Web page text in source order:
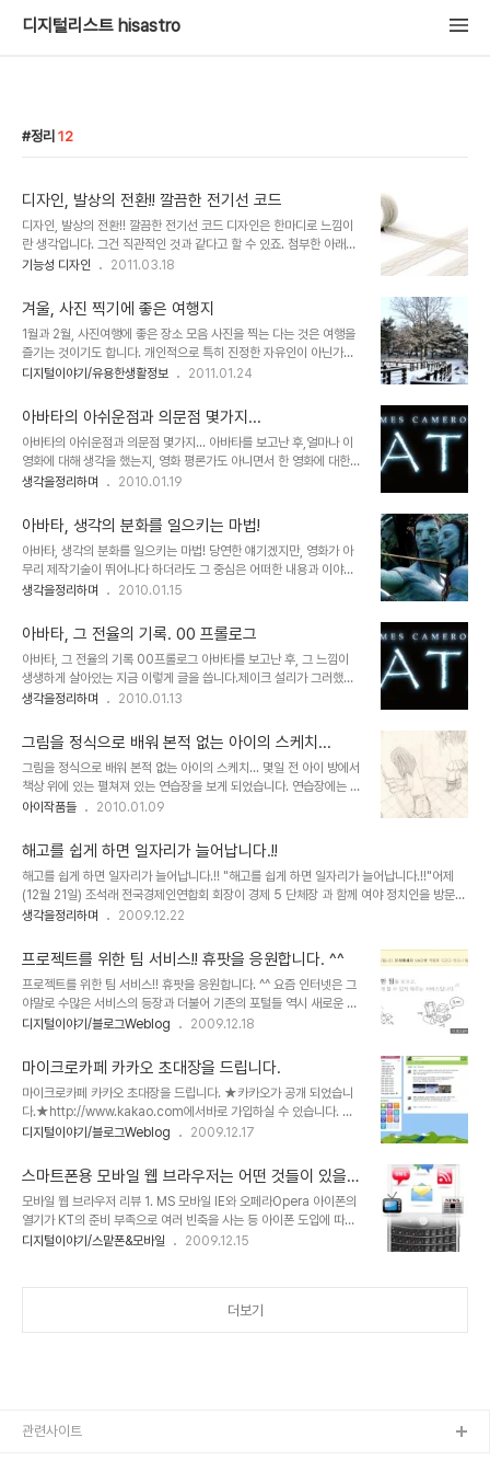
디지털리스트 hisastro
정리 12
디자인, 발상의 전환!! 깔끔한 전기선 코드
디자인, 발상의 전환!! 깔끔한 전기선 코드 디자인은 한마디로 느낌이
란 생각입니다. 그건 직관적인 것과 같다고 할 수 있죠. 첨부한 아래의
디자인 이미지들만 보더라도 어떻게 적용되는지 바로 감이 옵니다. 그
다. 이 디자인을 잘만 응용하면 컴퓨터 주위의 온통 지저분하니 너저분
하게 널려진 전기선들도 그냥 한번에 깔끔히 정리될 수도 있겠다는 생
각이 들었습니다. 생각과 발상의 전환이라는 건 진정으로 이런 것이 아
닐까 합니다. 형광등의 발전과정을 보면서 최근 가정에 설치되는 삼파
장 뿐만아니라 요즘 일반 형광등이 설치된 형태와 과거 갓이 씌어져 있
한 건지 모른다는 생각을 하지 않을 ..
기능성 디자인 2011.03.18
겨울, 사진 찍기에 좋은 여행지
1월과 2월, 사진여행에 좋은 장소 모음 사진을 찍는 다는 것은 여행을
즐기는 것이기도 합니다. 개인적으로 특히 진정한 자유인이 아닌가라
고 생각되는 푸른솔™님의 사진들과 글을 보면, 정말 부럽다는 생각을
또는 모범 사례로도 손색없다고 생 합니다. 스스로에게 어떤 여행이라
는 자유로움 -자유라는 건 그에 따르는 책임이 따른다는 것과 능동적
이어야 한다는 것을 생각하며- 을 향유할 실천적 동기를 부여하고, 저
와 같은 생각을 하실 분들과 그 내용을 공유하고자 이 겨울 사진 찍기
좋은 곳으로 정평이 나있는 우리 나라 곳곳의 보기 좋은 경치가 어디에
사실 글 준비를 위해이런 저런..
디지털이야기/유용한생활정보 2011.01.24
아바타의 아쉬운점과 의문점 몇가지...
아바타의 아쉬운점과 의문점 몇가지... 아바타를 보고난 후,얼마나 이
영화에 대해 생각을 했는지, 영화 평론가도 아니면서 한 영화에 대한
포스트를 몇차례에 걸쳐 발행을 하게되네요. 이번이 벌써 4번째 입니
군요. ^^ 사실 아바타에 대한 글에 있어서는 "아바타, 생각의 분화를
일으키는 마법!"이란 제목으로 썼던 세번째 글이 이곳 블로그에서 발
행했던 글들중 그 중심이라고 할 수 있습니다. 그런데, 많은 생각을 하
고 스스로 그만큼 심혈을 기울여 쓴 만큼, 많은 분들과 아바타에 대한
생각을 나누고자 했던 기대와는 달리 그러하지 못한 부분에 있어서는
좀더 많은 분들과의 공감이 ..
생각을정리하며 2010.01.19
아바타, 생각의 분화를 일으키는 마법!
아바타, 생각의 분화를 일으키는 마법! 당연한 얘기겠지만, 영화가 아
무리 제작기술이 뛰어나다 하더라도 그 중심은 어떠한 내용과 이야기
를 담고 있느냐가 무엇보다도 중요한 요소일 겁니다. 몇해 전 수백억의
며, 나라가 온통 시끄러웠던 심형래 감독의 영화 "디워"의 기억은 좋은
예가 되리라 생각합니다. 물론 이상한 논리들로 찬반이 엇갈리며 지저
분하게 얼룩졌던 그때의 기억이 좋지는 않지만... 이야기 또는 내용과
전달하고자 하는 메시지 등은 영화의 기본 골격이라고 할 수 있습니다.
때문에 아무리 영화가 멋진 기술과 영상으로 채워져 있다고 하더라도
되어 관객으로부터 혹평을 받게 되고..
생각을정리하며 2010.01.15
아바타, 그 전율의 기록. 00 프롤로그
아바타, 그 전율의 기록 00프롤로그 아바타를 보고난 후, 그 느낌이
생생하게 살아있는 지금 이렇게 글을 씁니다.제이크 설리가 그러했던
것처럼... 역대 흥행기록을 갈아 치울만큼 수많은 관객들이 보았고, 또
된 이유는 요 몇일 동안 개인적인 사정도 있었고, 워낙 아바타를 보고
생각한 것이 많았기에... 쉽게 정리가 되질 못했기 때문입니다. 뒤죽박
죽이었던 영화 아바타에 대한 느낌과 생각들이 이제 좀 정리가 되어 그
내용들을 여러분들과 함께하고자 글을 올려봅니다. 00 프롤로그 아바
타의 주제는 교감! 사헬루(나'비족 언어로 교감이라는 뜻)라고 할 수
두고 제이크 설리가 영..
생각을정리하며 2010.01.13
그림을 정식으로 배워 본적 없는 아이의 스케치...
그림을 정식으로 배워 본적 없는 아이의 스케치... 몇일 전 아이 방에서
책상 위에 있는 펼쳐져 있는 연습장을 보게 되었습니다. 연습장에는 제
법 스케치를 잘 했다 싶은 청소하는 아이들의 모습이 그려져 있었는데,
생각이 들었습니다. 그래서 아이에게 물어보니... 역시 그랬습니다.
-.-; ^^ 모든 것은 아니지만, 대부분 또래 아이들 모습에서 갖추어야
할 만큼은 하고 있는... 아이이지만, 요즘 너무 그림에만 치중하려 하고
의도적이지는 않아도 제가 그렇게 만들고 있는 것은 아닌가 살짝 걱정
되기도 하는데... 그리고 아이의 그림을 살펴보다 보면 자연스럽게 아
대로 판단할 수..
아이작품들 2010.01.09
해고를 쉽게 하면 일자리가 늘어납니다.!!
해고를 쉽게 하면 일자리가 늘어납니다.!! "해고를 쉽게 하면 일자리가 늘어납니다.!!"어제
(12월 21일) 조석래 전국경제인연합회 회장이 경제 5 단체장 과 함께 여야 정치인을 방문하
여 말했다는 발언 내용입니다. 정말로 그럴까요? 과연 해고를 쉽게 하면 일자리가 늘어날까
살아가는 대부분의 우리들은 스스로의 자화상에 대해 생각할 부분이 없지 않은 건 아닙니
다.-이 부분은 아래에서 잠시 언급하도록 하겠습니다.- 그러나 우리의 현실을 뒤돌아 볼 때
정말 이 말이 진정성이 담긴 말인지는 곱씹어 보게 됩니다. ▲ 우리나라의 재벌에 관한 서적
언젠가 숨겨진 우리의 근대사에 대한 책을 본 적이 있습니다.일제의 침략이 끝난..
생각을정리하며 2009.12.22
프로젝트를 위한 팀 서비스!! 휴팟을 응원합니다. ^^
프로젝트를 위한 팀 서비스!! 휴팟을 응원합니다. ^^ 요즘 인터넷은 그
야말로 수많은 서비스의 등장과 더불어 기존의 포털들 역시 새로운 시
도로써 여러 서비스들이 실험적으로 적용되고 있습니다. 그래서 저 역
몇개의 포스팅을 얼마 전 하기도 했습니다. 그런데, 어제 낮에 트랙백
하나를 받았습니다. Hupod(휴팟)이라는 새로운 서비스를 알리고자
이벤트가 진행되고 있다는 내용으로.. 트랙백을 따라 가보니... 아주 간
결하게 이미지 카툰을 통해 서비스가 어떤 것이다라는 것을 쉽게 풀어
놓고 있었습니다. 우선 팍팍 내용이 완벽하게 머리 속에 정리가 되진
다. ▲ Hupod(휴..
디지털이야기/블로그Weblog 2009.12.18
마이크로카페 카카오 초대장을 드립니다.
마이크로카페 카카오 초대장을 드립니다. ★카카오가 공개 되었습니
다.★http://www.kakao.com에서바로 가입하실 수 있습니다. 마
이크로카페 카카오는 현재 구글 웨이브처럼 초대에 의해서만 가입할
성 있는 새로운 서비스라고 생각이 됩니다. 저도 생각하던 바 였는데,
카카오 블로거 간담회에서도 주고 받은 질문과 답변 속에 구글웨이브
와의 유사성에 대한 이야기가 거론되었습니다. 물론 서로 간의 특색이
있고, 다른 측면이 있을 겁니다. 또한 현재 서비스를 보완하고 완성해
나가는 단계이기도 하고, 어차피 인터넷의 SNS라는 개념은 정적인 것
디지털이야기/블로그Weblog 2009.12.17
스마트폰용 모바일 웹 브라우저는 어떤 것들이 있을
까?
모바일 웹 브라우저 리뷰 1. MS 모바일 IE와 오페라Opera 아이폰의
열기가 KT의 준비 부족으로 여러 빈축을 사는 등 아이폰 도입에 따른
관심 만큼 그 불협화음도 적지 않았던 것 같습니다. 하지만, 아이폰에
있어 보입니다. ▲ 과거 데스크탑 PC에서 하던 모든 일을 이제는 모
디지털이야기/스맡폰&모바일 2009.12.15
더보기
관련사이트